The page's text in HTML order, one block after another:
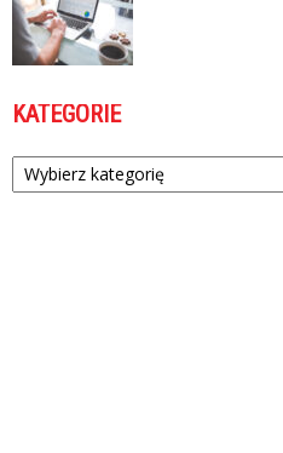
KATEGORIE
Kategorie